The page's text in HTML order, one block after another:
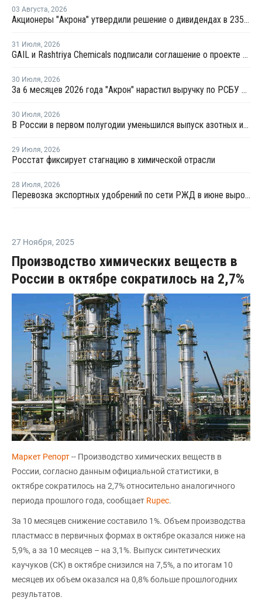
03 Августа, 2026
Акционеры "Акрона" утвердили решение о дивидендах в 235 рублей на акцию
31 Июля, 2026
GAIL и Rashtriya Chemicals подписали соглашение о проекте по производству удобрений на основе природного газа
30 Июля, 2026
За 6 месяцев 2026 года "Акрон" нарастил выручку по РСБУ на 1,3%
30 Июля, 2026
В России в первом полугодии уменьшился выпуск азотных и фосфорных удобрений
29 Июля, 2026
Росстат фиксирует стагнацию в химической отрасли
28 Июля, 2026
Перевозка экспортных удобрений по сети РЖД в июне выросла на 11,2%
27 Ноября, 2025
Производство химических веществ в
России в октябре сократилось на 2,7%
Маркет Репорт-- Производство химических веществ в
России, согласно данным официальной статистики, в
октябре сократилось на 2,7% относительно аналогичного
периода прошлого года, сообщает Rupec.
За 10 месяцев снижение составило 1%. Объем производства
пластмасс в первичных формах в октябре оказался ниже на
5,9%, а за 10 месяцев – на 3,1%. Выпуск синтетических
каучуков (СК) в октябре снизился на 7,5%, а по итогам 10
месяцев их объем оказался на 0,8% больше прошлогодних
результатов.